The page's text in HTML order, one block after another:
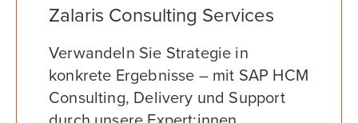
Zalaris Consulting Services
Verwandeln Sie Strategie in
konkrete Ergebnisse – mit SAP HCM
Consulting, Delivery und Support